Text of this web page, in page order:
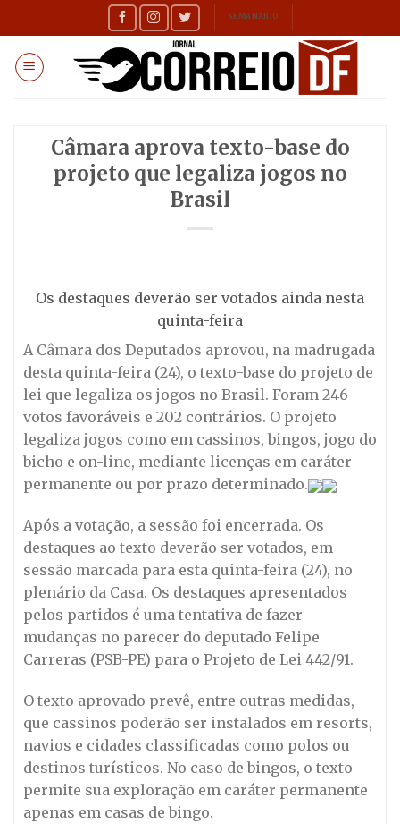
to
content
SEMANÁRIO
Câmara aprova texto-base do
projeto que legaliza jogos no
Brasil
Os destaques deverão ser votados ainda nesta
quinta-feira
A Câmara dos Deputados aprovou, na madrugada
desta quinta-feira (24), o texto-base do projeto de
lei que legaliza os jogos no Brasil. Foram 246
votos favoráveis e 202 contrários. O projeto
legaliza jogos como em cassinos, bingos, jogo do
bicho e on-line, mediante licenças em caráter
permanente ou por prazo determinado.
Após a votação, a sessão foi encerrada. Os
destaques ao texto deverão ser votados, em
sessão marcada para esta quinta-feira (24), no
plenário da Casa. Os destaques apresentados
pelos partidos é uma tentativa de fazer
mudanças no parecer do deputado Felipe
Carreras (PSB-PE) para o Projeto de Lei 442/91.
O texto aprovado prevê, entre outras medidas,
que cassinos poderão ser instalados em resorts,
navios e cidades classificadas como polos ou
destinos turísticos. No caso de bingos, o texto
permite sua exploração em caráter permanente
apenas em casas de bingo.